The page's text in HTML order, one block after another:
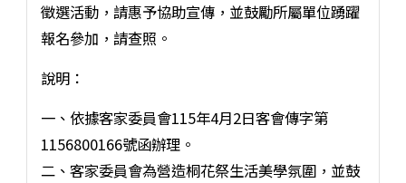
徵選活動，請惠予協助宣傳，並鼓勵所屬單位踴躍
報名參加，請查照。
說明：
一、依據客家委員會115年4月2日客會傳字第
1156800166號函辦理。
二、客家委員會為營造桐花祭生活美學氛圍，並鼓